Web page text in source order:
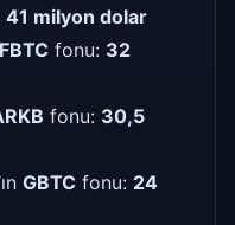
41 milyon dolar
FBTC fonu: 32
fonu: 30,5
GBTC fonu: 24